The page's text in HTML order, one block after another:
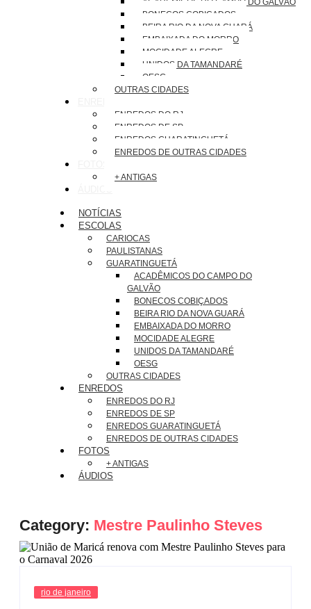
BONECOS COBIÇADOS
BEIRA RIO DA NOVA GUARÁ
EMBAIXADA DO MORRO
MOCIDADE ALEGRE
UNIDOS DA TAMANDARÉ
OESG
OUTRAS CIDADES
ENREDOS DO RJ
ENREDOS DE SP
ENREDOS GUARATINGUETÁ
ENREDOS DE OUTRAS CIDADES
+ ANTIGAS
NOTÍCIAS
ESCOLAS
CARIOCAS
PAULISTANAS
GUARATINGUETÁ
ACADÊMICOS DO CAMPO DO
GALVÃO
BONECOS COBIÇADOS
BEIRA RIO DA NOVA GUARÁ
EMBAIXADA DO MORRO
MOCIDADE ALEGRE
UNIDOS DA TAMANDARÉ
OESG
OUTRAS CIDADES
ENREDOS
ENREDOS DO RJ
ENREDOS DE SP
ENREDOS GUARATINGUETÁ
ENREDOS DE OUTRAS CIDADES
FOTOS
+ ANTIGAS
ÁUDIOS
Category: Mestre Paulinho Steves
rio de janeiro